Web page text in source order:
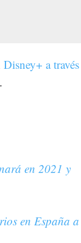
Disney+ a
.
en 2021 y
en España a